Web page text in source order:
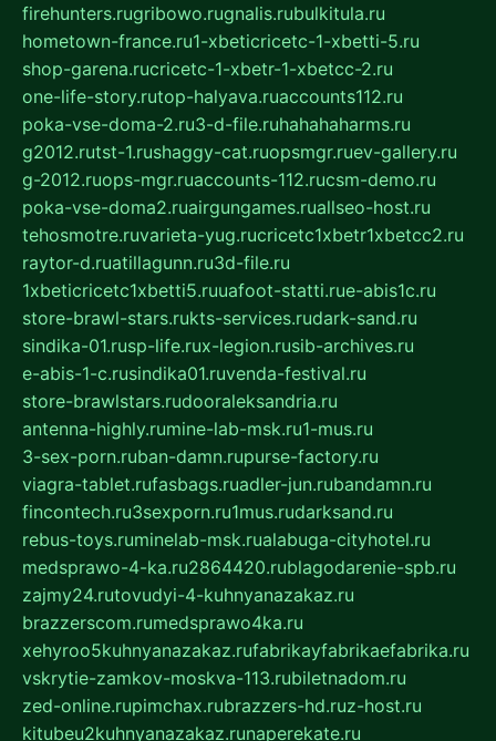
firehunters.rugribowo.rugnalis.rubulkitula.ru
hometown-france.ru1-xbeticricetc-1-xbetti-5.ru
shop-garena.rucricetc-1-xbetr-1-xbetcc-2.ru
one-life-story.rutop-halyava.ruaccounts112.ru
poka-vse-doma-2.ru3-d-file.ruhahahaharms.ru
g2012.rutst-1.rushaggy-cat.ruopsmgr.ruev-gallery.ru
g-2012.ruops-mgr.ruaccounts-112.rucsm-demo.ru
poka-vse-doma2.ruairgungames.ruallseo-host.ru
tehosmotre.ruvarieta-yug.rucricetc1xbetr1xbetcc2.ru
raytor-d.ruatillagunn.ru3d-file.ru
1xbeticricetc1xbetti5.ruuafoot-statti.rue-abis1c.ru
store-brawl-stars.rukts-services.rudark-sand.ru
sindika-01.rusp-life.rux-legion.rusib-archives.ru
e-abis-1-c.rusindika01.ruvenda-festival.ru
store-brawlstars.rudooraleksandria.ru
antenna-highly.rumine-lab-msk.ru1-mus.ru
3-sex-porn.ruban-damn.rupurse-factory.ru
viagra-tablet.rufasbags.ruadler-jun.rubandamn.ru
fincontech.ru3sexporn.ru1mus.rudarksand.ru
rebus-toys.ruminelab-msk.rualabuga-cityhotel.ru
medsprawo-4-ka.ru2864420.rublagodarenie-spb.ru
zajmy24.rutovudyi-4-kuhnyanazakaz.ru
brazzerscom.rumedsprawo4ka.ru
xehyroo5kuhnyanazakaz.rufabrikayfabrikaefabrika.ru
vskrytie-zamkov-moskva-113.rubiletnadom.ru
zed-online.rupimchax.rubrazzers-hd.ruz-host.ru
kitubeu2kuhnyanazakaz.runaperekate.ru